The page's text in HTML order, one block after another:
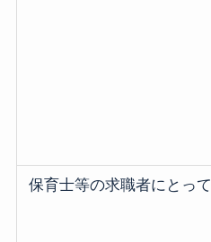
保育士等の求職者にとって